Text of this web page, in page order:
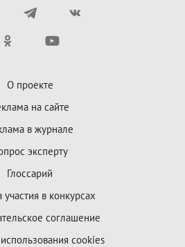
О проекте
на сайте
в журнале
эксперту
Глоссарий
участия в конкурсах
соглашение
cookies